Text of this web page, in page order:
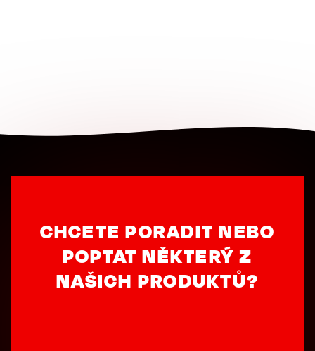
CHCETE PORADIT NEBO
POPTAT NĚKTERÝ Z
NAŠICH PRODUKTŮ?